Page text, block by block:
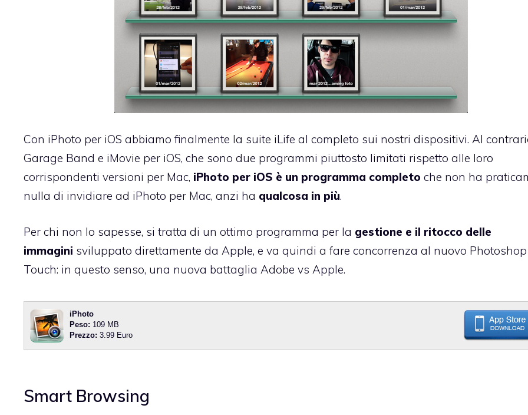
Con iPhoto per iOS abbiamo finalmente la suite iLife al completo sui nostri dispositivi. Al
Garage Band e iMovie per iOS, che sono due programmi piuttosto limitati rispetto alle loro
corrispondenti versioni per Mac, iPhoto per iOS è un programma completo che non ha
nulla di invidiare ad iPhoto per Mac, anzi ha qualcosa in più.
Per chi non lo sapesse, si tratta di un ottimo programma per la gestione e il ritocco delle
immagini sviluppato direttamente da Apple, e va quindi a fare concorrenza al nuovo Photoshop
Touch: in questo senso, una nuova battaglia Adobe vs Apple.
iPhoto
Peso: 109 MB
Prezzo: 3.99 Euro
Smart Browsing